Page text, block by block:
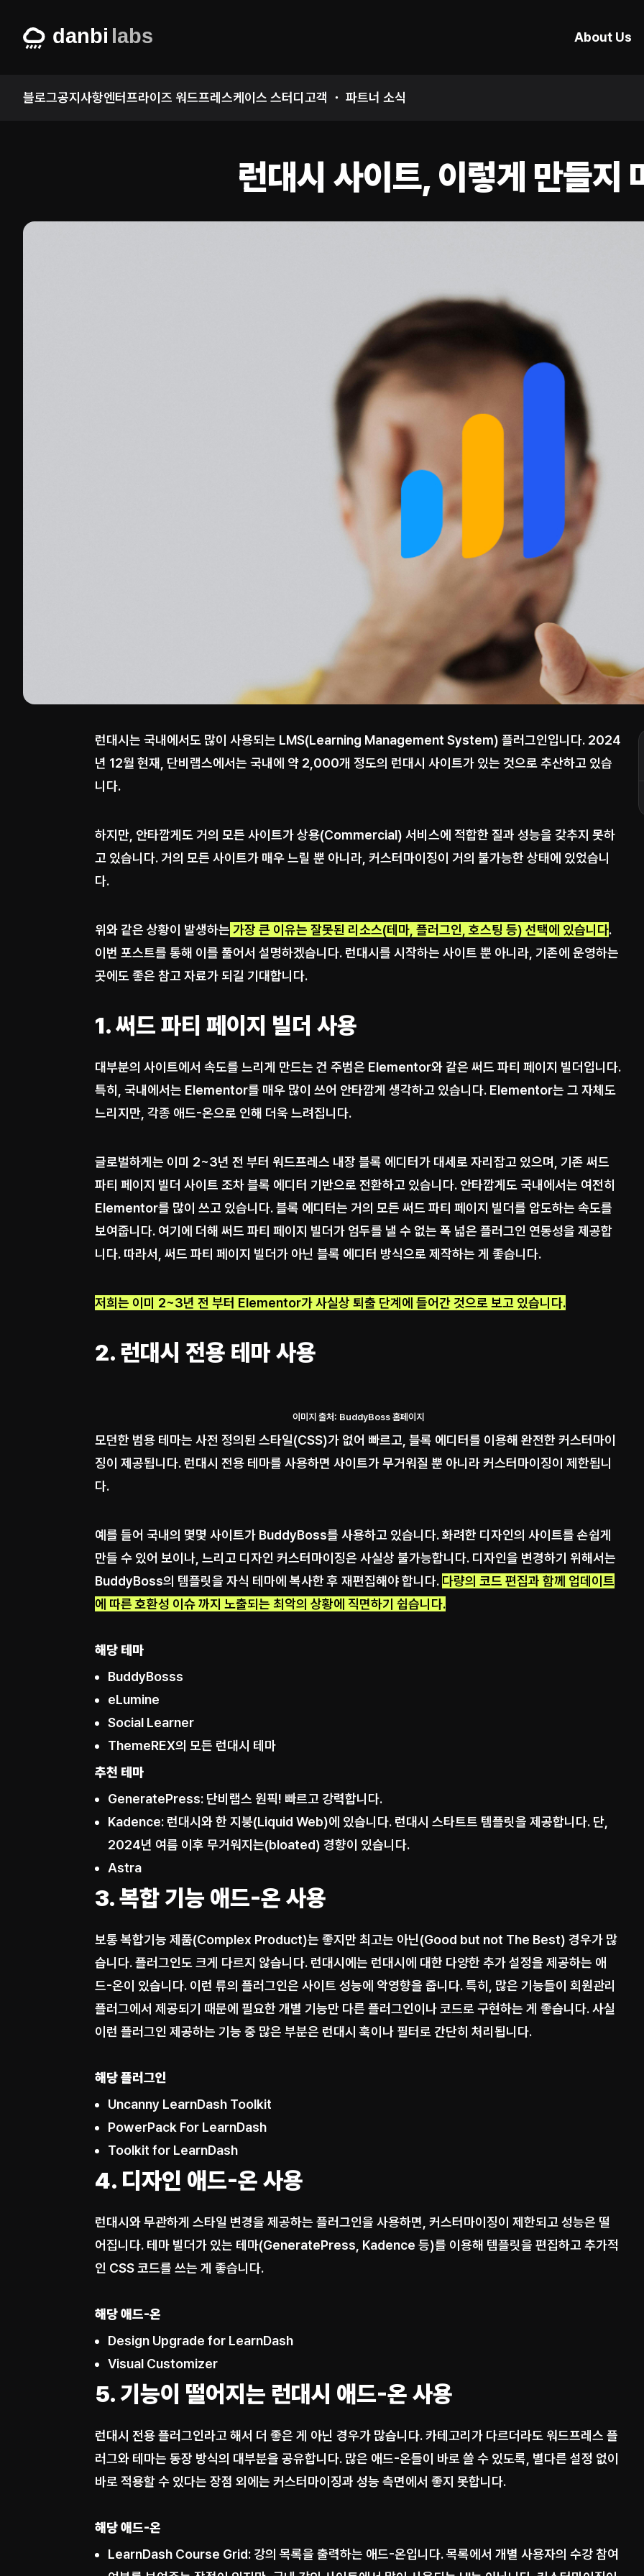
About Us
블로그공지사항엔터프라이즈 워드프레스케이스 스터디 고객 ・ 파트너 소식
런대시 사이트, 이렇게 만들지
런대시는 국내에서도 많이 사용되는 LMS(Learning Management System) 플러그인입니다. 2024
년 12월 현재, 단비랩스에서는 국내에 약 2,000개 정도의 런대시 사이트가 있는 것으로 추산하고 있습
니다.
하지만, 안타깝게도 거의 모든 사이트가 상용(Commercial) 서비스에 적합한 질과 성능을 갖추지 못하
고 있습니다. 거의 모든 사이트가 매우 느릴 뿐 아니라, 커스터마이징이 거의 불가능한 상태에 있었습니
다.
위와 같은 상황이 발생하는 가장 큰 이유는 잘못된 리소스(테마, 플러그인, 호스팅 등) 선택에 있습니다.
이번 포스트를 통해 이를 풀어서 설명하겠습니다. 런대시를 시작하는 사이트 뿐 아니라, 기존에 운영하는
곳에도 좋은 참고 자료가 되길 기대합니다.
1. 써드 파티 페이지 빌더 사용
대부분의 사이트에서 속도를 느리게 만드는 건 주범은 Elementor와 같은 써드 파티 페이지 빌더입니다.
특히, 국내에서는 Elementor를 매우 많이 쓰어 안타깝게 생각하고 있습니다. Elementor는 그 자체도
느리지만, 각종 애드-온으로 인해 더욱 느려집니다.
글로벌하게는 이미 2~3년 전 부터 워드프레스 내장 블록 에디터가 대세로 자리잡고 있으며, 기존 써드
파티 페이지 빌더 사이트 조차 블록 에디터 기반으로 전환하고 있습니다. 안타깝게도 국내에서는 여전히
Elementor를 많이 쓰고 있습니다. 블록 에디터는 거의 모든 써드 파티 페이지 빌더를 압도하는 속도를
보여줍니다. 여기에 더해 써드 파티 페이지 빌더가 엄두를 낼 수 없는 폭 넓은 플러그인 연동성을 제공합
니다. 따라서, 써드 파티 페이지 빌더가 아닌 블록 에디터 방식으로 제작하는 게 좋습니다.
저희는 이미 2~3년 전 부터 Elementor가 사실상 퇴출 단계에 들어간 것으로 보고 있습니다.
2. 런대시 전용 테마 사용
이미지 출처: BuddyBoss 홈페이지
모던한 범용 테마는 사전 정의된 스타일(CSS)가 없어 빠르고, 블록 에디터를 이용해 완전한 커스터마이
징이 제공됩니다. 런대시 전용 테마를 사용하면 사이트가 무거워질 뿐 아니라 커스터마이징이 제한됩니
다.
예를 들어 국내의 몇몇 사이트가 BuddyBoss를 사용하고 있습니다. 화려한 디자인의 사이트를 손쉽게
만들 수 있어 보이나, 느리고 디자인 커스터마이징은 사실상 불가능합니다. 디자인을 변경하기 위해서는
BuddyBoss의 템플릿을 자식 테마에 복사한 후 재편집해야 합니다. 다량의 코드 편집과 함께 업데이트
에 따른 호환성 이슈 까지 노출되는 최악의 상황에 직면하기 쉽습니다.
해당 테마
BuddyBosss
eLumine
Social Learner
ThemeREX의 모든 런대시 테마
추천 테마
GeneratePress: 단비랩스 원픽! 빠르고 강력합니다.
Kadence: 런대시와 한 지붕(Liquid Web)에 있습니다. 런대시 스타트트 템플릿을 제공합니다. 단,
2024년 여름 이후 무거워지는(bloated) 경향이 있습니다.
Astra
3. 복합 기능 애드-온 사용
보통 복합기능 제품(Complex Product)는 좋지만 최고는 아닌(Good but not The Best) 경우가 많
습니다. 플러그인도 크게 다르지 않습니다. 런대시에는 런대시에 대한 다양한 추가 설정을 제공하는 애
드-온이 있습니다. 이런 류의 플러그인은 사이트 성능에 악영향을 줍니다. 특히, 많은 기능들이 회원관리
플러그에서 제공되기 때문에 필요한 개별 기능만 다른 플러그인이나 코드로 구현하는 게 좋습니다. 사실
이런 플러그인 제공하는 기능 중 많은 부분은 런대시 훅이나 필터로 간단히 처리됩니다.
해당 플러그인
Uncanny LearnDash Toolkit
PowerPack For LearnDash
Toolkit for LearnDash
4. 디자인 애드-온 사용
런대시와 무관하게 스타일 변경을 제공하는 플러그인을 사용하면, 커스터마이징이 제한되고 성능은 떨
어집니다. 테마 빌더가 있는 테마(GeneratePress, Kadence 등)를 이용해 템플릿을 편집하고 추가적
인 CSS 코드를 쓰는 게 좋습니다.
해당 애드-온
Design Upgrade for LearnDash
Visual Customizer
5. 기능이 떨어지는 런대시 애드-온 사용
런대시 전용 플러그인라고 해서 더 좋은 게 아닌 경우가 많습니다. 카테고리가 다르더라도 워드프레스 플
러그와 테마는 동장 방식의 대부분을 공유합니다. 많은 애드-온들이 바로 쓸 수 있도록, 별다른 설정 없이
바로 적용할 수 있다는 장점 외에는 커스터마이징과 성능 측면에서 좋지 못합니다.
해당 애드-온
LearnDash Course Grid: 강의 목록을 출력하는 애드-온입니다. 목록에서 개별 사용자의 수강 참여